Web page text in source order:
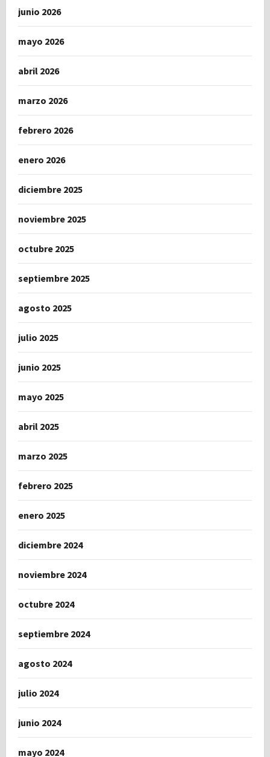
junio 2026
mayo 2026
abril 2026
marzo 2026
febrero 2026
enero 2026
diciembre 2025
noviembre 2025
octubre 2025
septiembre 2025
agosto 2025
julio 2025
junio 2025
mayo 2025
abril 2025
marzo 2025
febrero 2025
enero 2025
diciembre 2024
noviembre 2024
octubre 2024
septiembre 2024
agosto 2024
julio 2024
junio 2024
mayo 2024